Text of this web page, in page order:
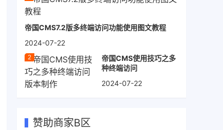
帝国CMS7.2版多终端访问功能使用图文教程
2024-07-22
帝国CMS使用技巧之多
种终端访问
2024-07-22
赞助商家B区